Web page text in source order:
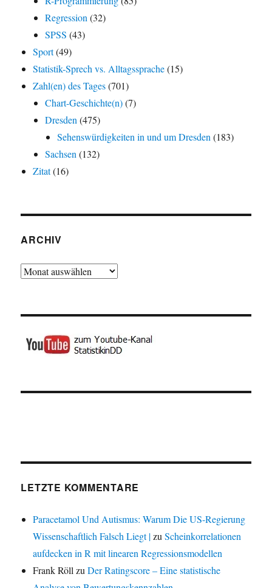
Regression (32)
SPSS (43)
Sport(49)
Statistik-Sprech vs. Alltagssprache(15)
Zahl(en) des Tages(701)
Chart-Geschichte(n)(7)
Dresden (475)
Sehenswürdigkeiten in und um Dresden (183)
Sachsen (132)
Zitat(16)
ARCHIV
Archiv
LETZTE KOMMENTARE
Paracetamol Und Autismus: Warum Die US-Regierung
Wissenschaftlich Falsch Liegt |zuScheinkorrelationen
aufdecken in R mit linearen Regressionsmodellen
Frank Röll zuDer Ratingscore – Eine statistische